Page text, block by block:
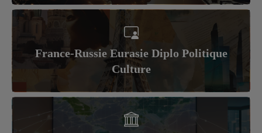
France-Russie Eurasie Diplo Politique
Culture